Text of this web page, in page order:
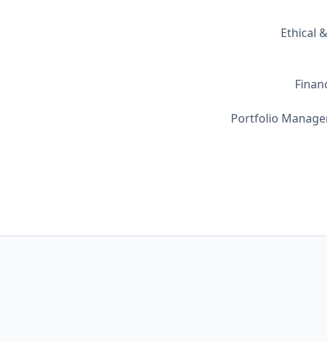
Ethical
Portfolio